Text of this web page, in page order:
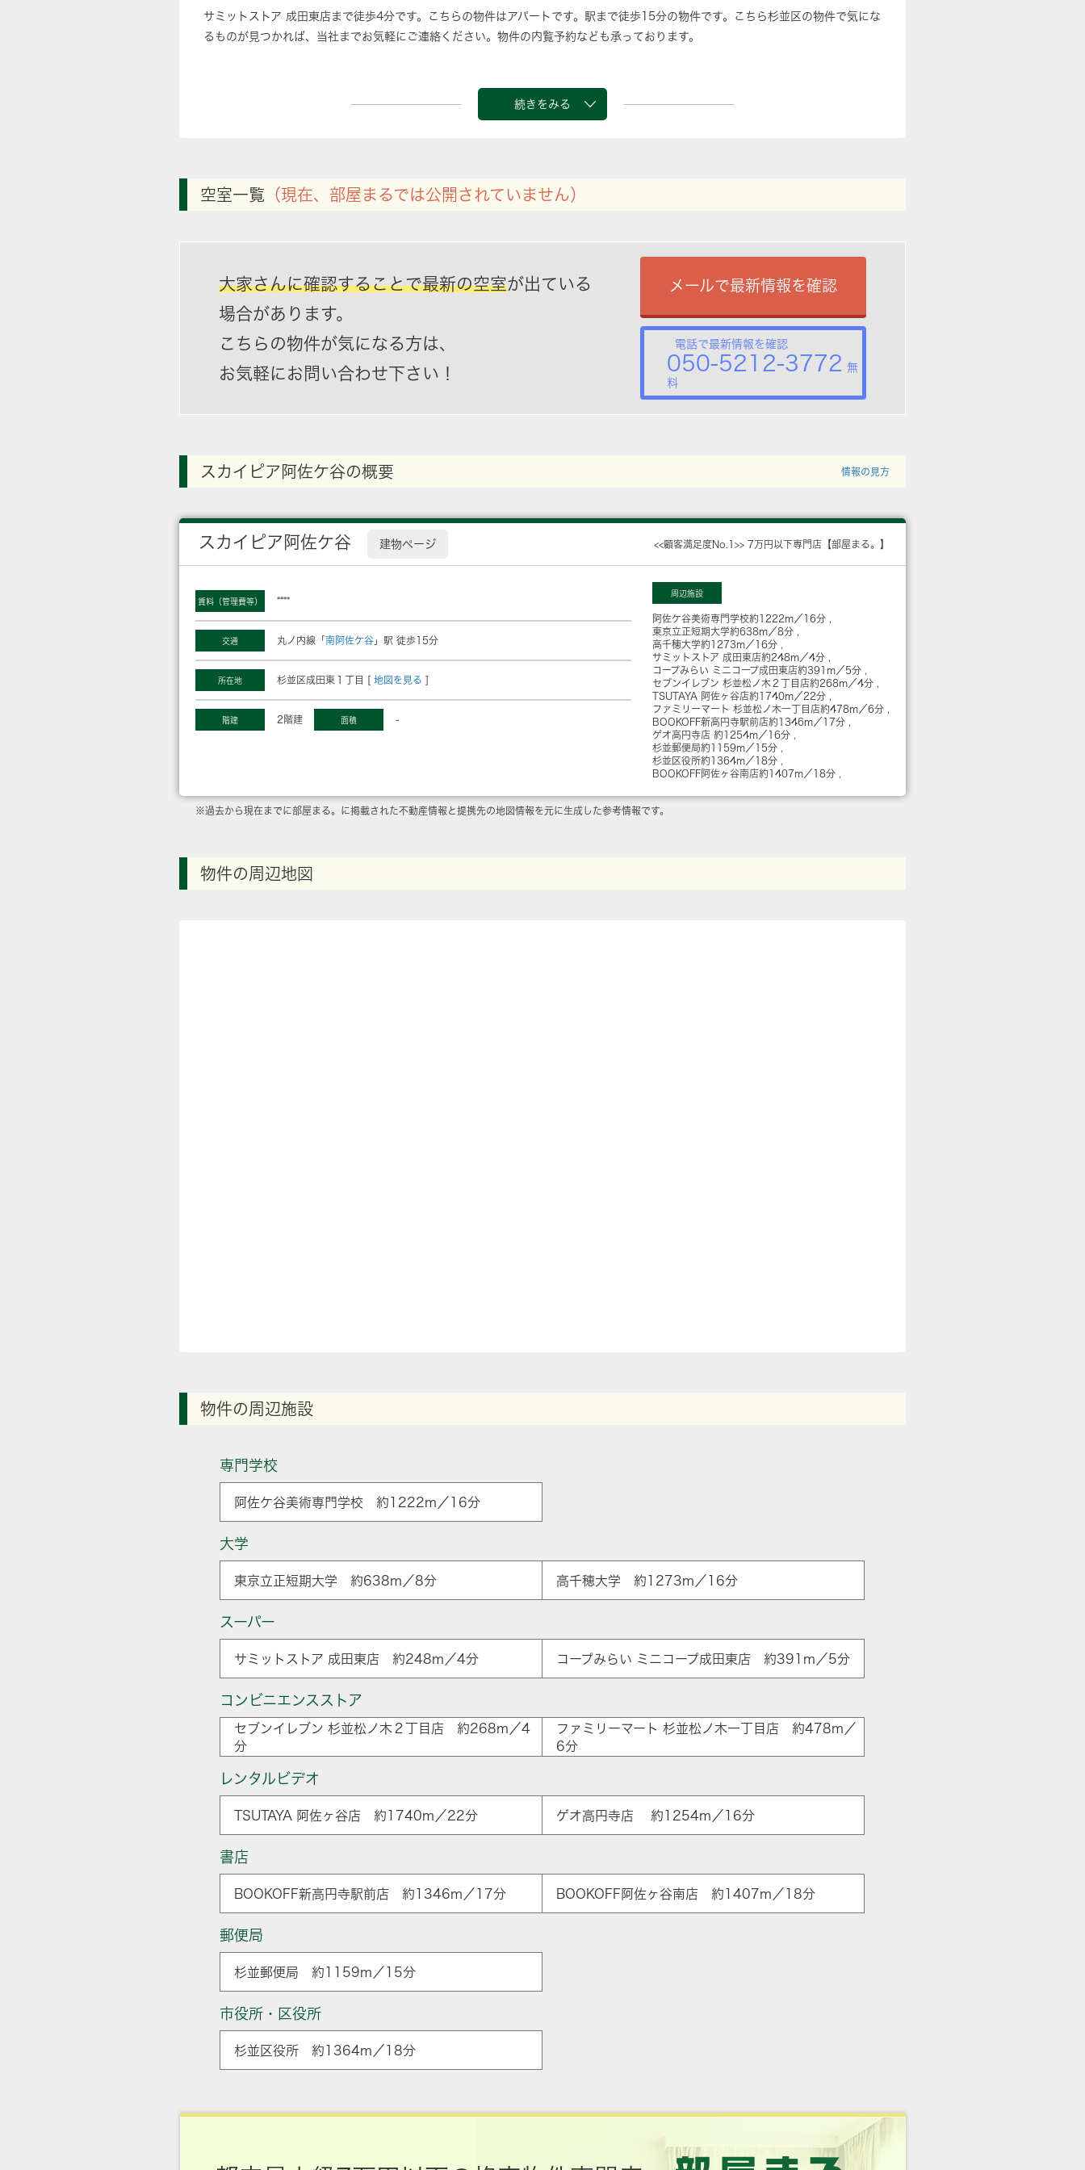
サミットストア 成田東店まで徒歩4分です。こちらの物件はアパートです。駅まで徒歩15分の物件です。こちら杉並区の物件で気にな
るものが見つかれば、当社までお気軽にご連絡ください。物件の内覧予約なども承っております。
続きをみる
空室一覧 （現在、部屋まるでは公開されていません）
大家さんに確認することで最新の空室が出ている
場合があります。
こちらの物件が気になる方は、
お気軽にお問い合わせ下さい！
メールで最新情報を確認
電話で最新情報を確認
050-5212-3772 無
料
スカイピア阿佐ケ谷の概要 情報の見方
スカイピア阿佐ケ谷 建物ページ <<顧客満足度No.1>> 7万円以下専門店【部屋まる。】
賃料（管理費等） ****
交通 丸ノ内線「 南阿佐ケ谷 」駅 徒歩15分
所在地 杉並区成田東１丁目 [ 地図を見る ]
階建 2階建 面積 -
周辺施設
阿佐ケ谷美術専門学校約1222m／16分
東京立正短期大学約638m／8分
高千穂大学約1273m／16分
サミットストア 成田東店約248m／4分
コープみらい ミニコープ成田東店約391m／5分
セブンイレブン 杉並松ノ木２丁目店約268m／4分
TSUTAYA 阿佐ヶ谷店約1740m／22分
ファミリーマート 杉並松ノ木一丁目店約478m／6分
BOOKOFF新高円寺駅前店約1346m／17分
ゲオ高円寺店 約1254m／16分
杉並郵便局約1159m／15分
杉並区役所約1364m／18分
BOOKOFF阿佐ヶ谷南店約1407m／18分
※過去から現在までに部屋まる。に掲載された不動産情報と提携先の地図情報を元に生成した参考情報です。
物件の周辺地図
物件の周辺施設
専門学校
阿佐ケ谷美術専門学校 約1222m／16分
大学
東京立正短期大学 約638m／8分 高千穂大学 約1273m／16分
スーパー
サミットストア 成田東店 約248m／4分 コープみらい ミニコープ成田東店 約391m／5分
コンビニエンスストア
セブンイレブン 杉並松ノ木２丁目店 約268m／4
分
ファミリーマート 杉並松ノ木一丁目店 約478m／
6分
レンタルビデオ
TSUTAYA 阿佐ヶ谷店 約1740m／22分 ゲオ高円寺店 約1254m／16分
書店
BOOKOFF新高円寺駅前店 約1346m／17分 BOOKOFF阿佐ヶ谷南店 約1407m／18分
郵便局
杉並郵便局 約1159m／15分
市役所・区役所
杉並区役所 約1364m／18分